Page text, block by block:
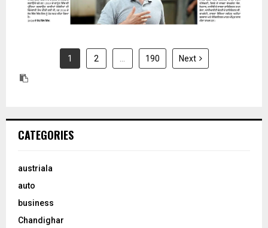
1 2 190 Next
CATEGORIES
austriala
auto
business
Chandighar